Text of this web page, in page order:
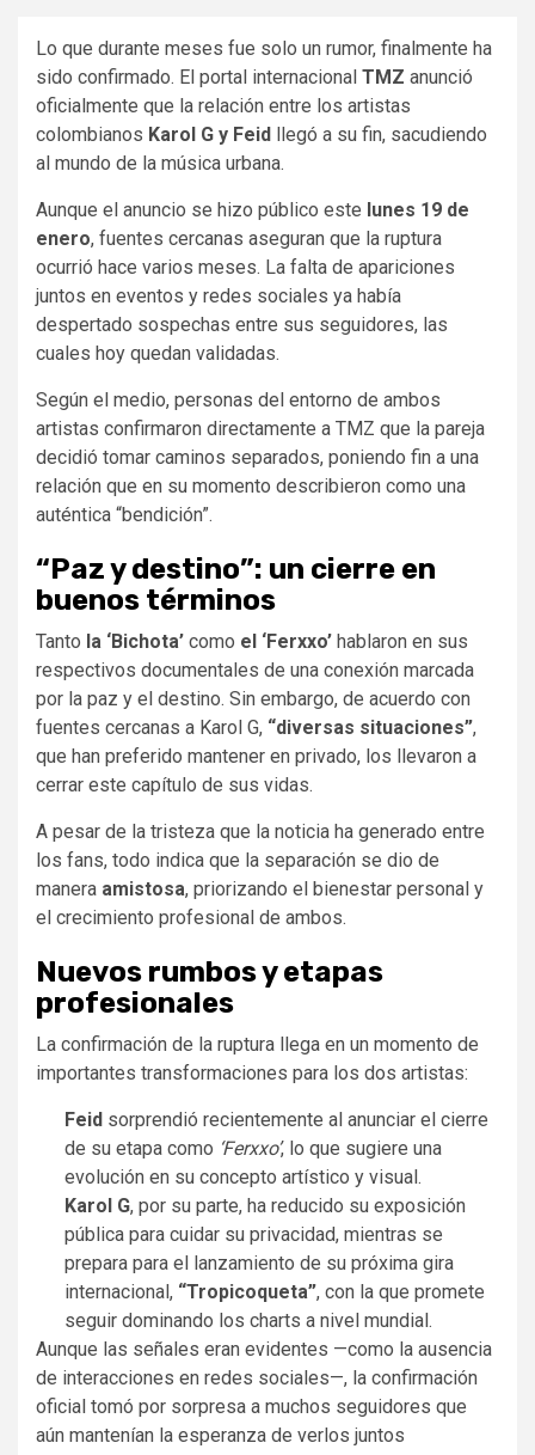
Lo que durante meses fue solo un rumor, finalmente ha
sido confirmado. El portal internacional TMZ anunció
oficialmente que la relación entre los artistas
colombianos Karol G y Feid llegó a su fin, sacudiendo
al mundo de la música urbana.
Aunque el anuncio se hizo público este lunes 19 de
enero, fuentes cercanas aseguran que la ruptura
ocurrió hace varios meses. La falta de apariciones
juntos en eventos y redes sociales ya había
despertado sospechas entre sus seguidores, las
cuales hoy quedan validadas.
Según el medio, personas del entorno de ambos
artistas confirmaron directamente a TMZ que la pareja
decidió tomar caminos separados, poniendo fin a una
relación que en su momento describieron como una
auténtica “bendición”.
“Paz y destino”: un cierre en
buenos términos
Tanto la ‘Bichota’ como el ‘Ferxxo’ hablaron en sus
respectivos documentales de una conexión marcada
por la paz y el destino. Sin embargo, de acuerdo con
fuentes cercanas a Karol G, “diversas situaciones”,
que han preferido mantener en privado, los llevaron a
cerrar este capítulo de sus vidas.
A pesar de la tristeza que la noticia ha generado entre
los fans, todo indica que la separación se dio de
manera amistosa, priorizando el bienestar personal y
el crecimiento profesional de ambos.
Nuevos rumbos y etapas
profesionales
La confirmación de la ruptura llega en un momento de
importantes transformaciones para los dos artistas:
Feid sorprendió recientemente al anunciar el cierre
de su etapa como ‘Ferxxo’, lo que sugiere una
evolución en su concepto artístico y visual.
Karol G, por su parte, ha reducido su exposición
pública para cuidar su privacidad, mientras se
prepara para el lanzamiento de su próxima gira
internacional, “Tropicoqueta”, con la que promete
seguir dominando los charts a nivel mundial.
Aunque las señales eran evidentes —como la ausencia
de interacciones en redes sociales—, la confirmación
oficial tomó por sorpresa a muchos seguidores que
aún mantenían la esperanza de verlos juntos